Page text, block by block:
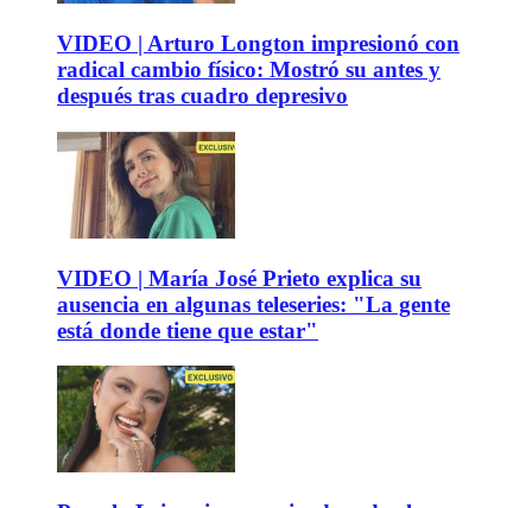
VIDEO | Arturo Longton impresionó con
radical cambio físico: Mostró su antes y
después tras cuadro depresivo
VIDEO | María José Prieto explica su
ausencia en algunas teleseries: "La gente
está donde tiene que estar"